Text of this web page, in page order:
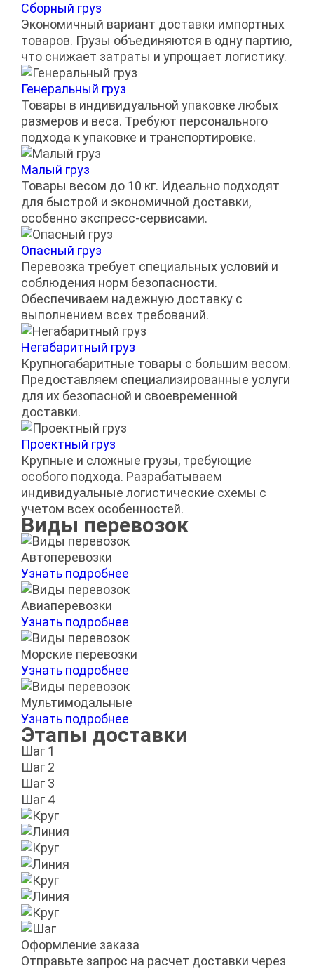
Сборный груз
Экономичный вариант доставки импортных
товаров. Грузы объединяются в одну партию,
что снижает затраты и упрощает логистику.
Генеральный груз
Товары в индивидуальной упаковке любых
размеров и веса. Требуют персонального
подхода к упаковке и транспортировке.
Малый груз
Товары весом до 10 кг. Идеально подходят
для быстрой и экономичной доставки,
особенно экспресс-сервисами.
Опасный груз
Перевозка требует специальных условий и
соблюдения норм безопасности.
Обеспечиваем надежную доставку с
выполнением всех требований.
Негабаритный груз
Крупногабаритные товары с большим весом.
Предоставляем специализированные услуги
для их безопасной и своевременной
доставки.
Проектный груз
Крупные и сложные грузы, требующие
особого подхода. Разрабатываем
индивидуальные логистические схемы с
учетом всех особенностей.
Виды перевозок
Автоперевозки
Узнать подробнее
Авиаперевозки
Узнать подробнее
Морские перевозки
Узнать подробнее
Мультимодальные
Узнать подробнее
Этапы доставки
Шаг 1
Шаг 2
Шаг 3
Шаг 4
Оформление заказа
Отправьте запрос на расчет доставки через